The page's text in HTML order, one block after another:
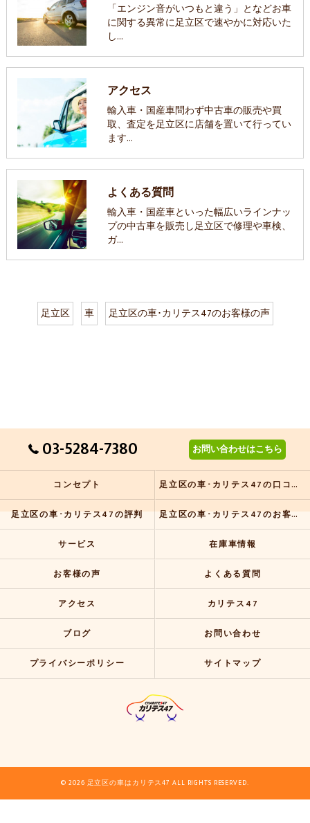
「エンジン音がいつもと違う」となどお車
に関する異常に足立区で速やかに対応いた
し…
アクセス
輸入車・国産車問わず中古車の販売や買
取、査定を足立区に店舗を置いて行ってい
ます…
よくある質問
輸入車・国産車といった幅広いラインナッ
プの中古車を販売し足立区で修理や車検、
ガ…
足立区 車 足立区の車･カリテス47のお客様の声
03-5284-7380 お問い合わせはこちら
コンセプト 足立区の車･カリテス47の口コミ情報
足立区の車･カリテス47の評判 足立区の車･カリテス47のお客様の声
サービス 在庫車情報
お客様の声 よくある質問
アクセス カリテス47
ブログ お問い合わせ
プライバシーポリシー サイトマップ
© 2026 足立区の車はカリテス47 ALL RIGHTS RESERVED.